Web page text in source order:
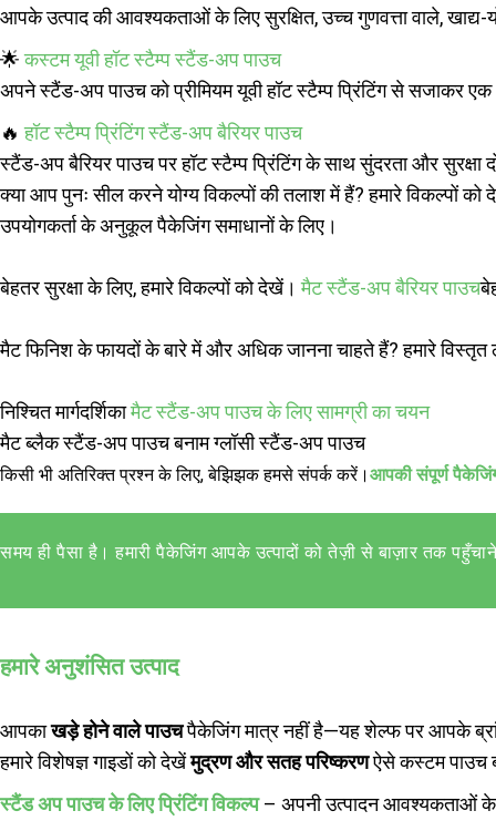
आपके उत्पाद की आवश्यकताओं के लिए सुरक्षित, उच्च गुणवत्ता वाले, खाद्य-
🌟कस्टम यूवी हॉट स्टैम्प स्टैंड-अप पाउच
अपने स्टैंड-अप पाउच को प्रीमियम यूवी हॉट स्टैम्प प्रिंटिंग से सजाकर
🔥हॉट स्टैम्प प्रिंटिंग स्टैंड-अप बैरियर पाउच
स्टैंड-अप बैरियर पाउच पर हॉट स्टैम्प प्रिंटिंग के साथ सुंदरता और सुरक्षा
क्या आप पुनः सील करने योग्य विकल्पों की तलाश में हैं? हमारे विकल्पों
उपयोगकर्ता के अनुकूल पैकेजिंग समाधानों के लिए।
बेहतर सुरक्षा के लिए, हमारे विकल्पों को देखें।मैट स्टैंड-अप बैरियर पाउच
मैट फिनिश के फायदों के बारे में और अधिक जानना चाहते हैं? हमारे
निश्चित मार्गदर्शिकामैट स्टैंड-अप पाउच के लिए सामग्री का चयन
मैट ब्लैक स्टैंड-अप पाउच बनाम ग्लॉसी स्टैंड-अप पाउच
किसी भी अतिरिक्त प्रश्न के लिए, बेझिझक हमसे संपर्क करें। आपकी संपूर्ण
समय ही पैसा है। हमारी पैकेजिंग आपके उत्पादों को तेज़ी से बाज़ार तक
हमारे अनुशंसित उत्पाद
आपकाखड़े होने वाले पाउचपैकेजिंग मात्र नहीं है—यह शेल्फ पर आपके
हमारे विशेषज्ञ गाइडों को देखेंमुद्रण और सतह परिष्करणऐसे कस्टम पाउच
स्टैंड अप पाउच के लिए प्रिंटिंग विकल्प– अपनी उत्पादन आवश्यकताओं